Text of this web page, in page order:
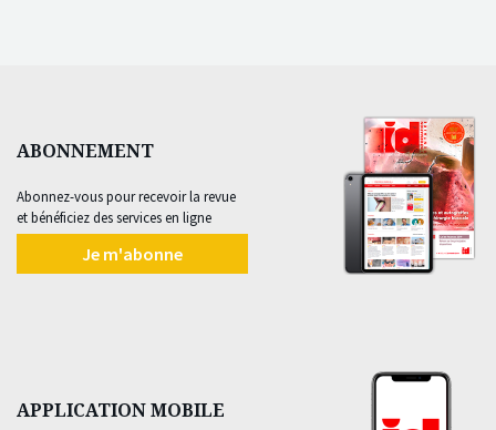
ABONNEMENT
Abonnez-vous pour recevoir la revue
et bénéficiez des services en ligne
Je m'abonne
APPLICATION MOBILE